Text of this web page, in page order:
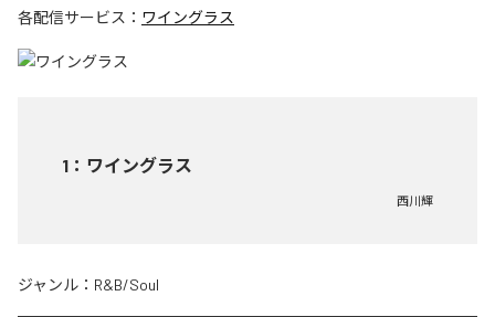
各配信サービス： ワイングラス
1 ： ワイングラス
西川輝
ジャンル： R&B/Soul